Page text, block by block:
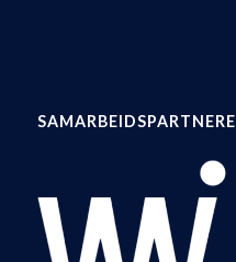
SAMARBEIDSPARTNERE